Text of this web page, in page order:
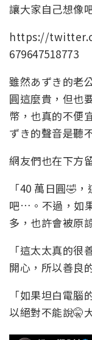
讓大家自己想像
https://
679647518773
雖然あずき的老
圓這麼貴，但也
幣，也真的不便
ずき的聲音是聽
網友們也在下方
「40 萬日圓🤣
吧…。不過，如
多，也許會被原
「這太太真的
開心，所以善良
「如果坦白電
以絕對不能說🤫